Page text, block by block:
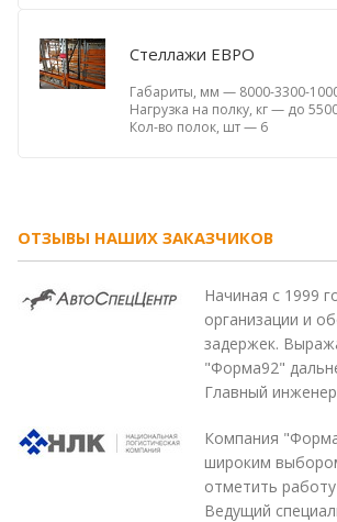
Стеллажи ЕВРО
Габариты, мм — 8000-3300-
Нагрузка на полку, кг— до
Кол-во полок, шт— 6
ОТЗЫВЫ НАШИХ ЗАКАЗЧИКОВ
Начиная с 1999
организации и
задержек.
"Форма92"
Главный
Компания
широким
отметить
Ведущий